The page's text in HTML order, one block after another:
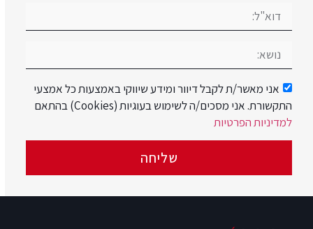
אני מאשר/ת לקבל דיוור ומידע שיווקי באמצעות כל אמצעי
התקשורת. אני מסכים/ה לשימוש בעוגיות (Cookies) בהתאם
למדיניות הפרטיות
שליחה